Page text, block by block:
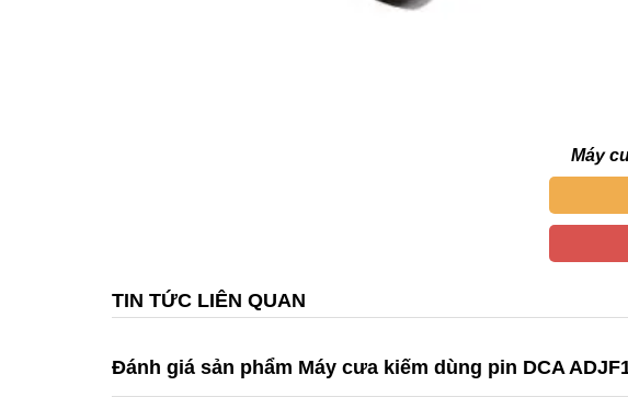
Máy
TIN TỨC LIÊN QUAN
Đánh giá sản phẩm Máy cưa kiếm dùng pin DCA